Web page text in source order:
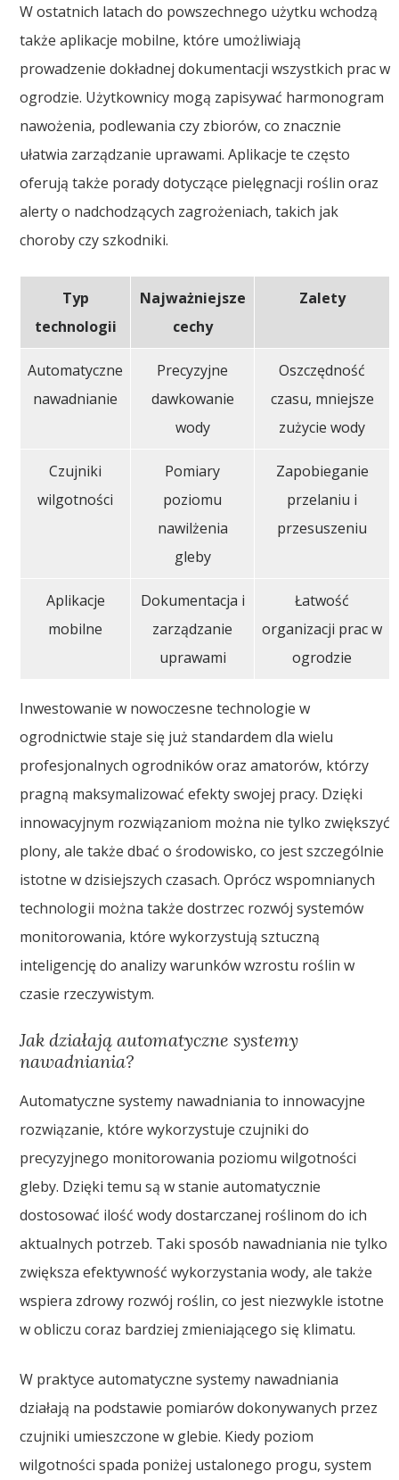
W ostatnich latach do powszechnego użytku wchodzą
także aplikacje mobilne, które umożliwiają
prowadzenie dokładnej dokumentacji wszystkich prac w
ogrodzie. Użytkownicy mogą zapisywać harmonogram
nawożenia, podlewania czy zbiorów, co znacznie
ułatwia zarządzanie uprawami. Aplikacje te często
oferują także porady dotyczące pielęgnacji roślin oraz
alerty o nadchodzących zagrożeniach, takich jak
choroby czy szkodniki.
Typ
technologii
Najważniejsze
cechy
Zalety
Automatyczne
nawadnianie
Precyzyjne
dawkowanie
wody
Oszczędność
czasu, mniejsze
zużycie wody
Czujniki
wilgotności
Pomiary
poziomu
nawilżenia
gleby
Zapobieganie
przelaniu i
przesuszeniu
Aplikacje
mobilne
Dokumentacja i
zarządzanie
uprawami
Łatwość
organizacji prac w
ogrodzie
Inwestowanie w nowoczesne technologie w
ogrodnictwie staje się już standardem dla wielu
profesjonalnych ogrodników oraz amatorów, którzy
pragną maksymalizować efekty swojej pracy. Dzięki
innowacyjnym rozwiązaniom można nie tylko zwiększyć
plony, ale także dbać o środowisko, co jest szczególnie
istotne w dzisiejszych czasach. Oprócz wspomnianych
technologii można także dostrzec rozwój systemów
monitorowania, które wykorzystują sztuczną
inteligencję do analizy warunków wzrostu roślin w
czasie rzeczywistym.
Jak działają automatyczne systemy
nawadniania?
Automatyczne systemy nawadniania to innowacyjne
rozwiązanie, które wykorzystuje czujniki do
precyzyjnego monitorowania poziomu wilgotności
gleby. Dzięki temu są w stanie automatycznie
dostosować ilość wody dostarczanej roślinom do ich
aktualnych potrzeb. Taki sposób nawadniania nie tylko
zwiększa efektywność wykorzystania wody, ale także
wspiera zdrowy rozwój roślin, co jest niezwykle istotne
w obliczu coraz bardziej zmieniającego się klimatu.
W praktyce automatyczne systemy nawadniania
działają na podstawie pomiarów dokonywanych przez
czujniki umieszczone w glebie. Kiedy poziom
wilgotności spada poniżej ustalonego progu, system